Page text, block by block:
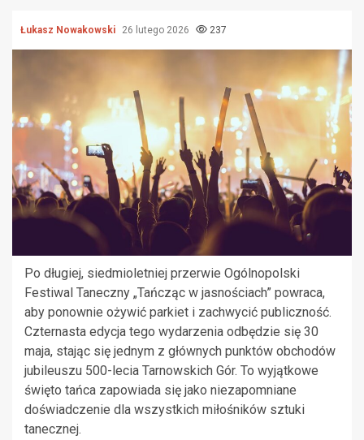
Łukasz Nowakowski 26 lutego 2026 237
Po długiej, siedmioletniej przerwie Ogólnopolski
Festiwal Taneczny „Tańcząc w jasnościach” powraca,
aby ponownie ożywić parkiet i zachwycić publiczność.
Czternasta edycja tego wydarzenia odbędzie się 30
maja, stając się jednym z głównych punktów obchodów
jubileuszu 500-lecia Tarnowskich Gór. To wyjątkowe
święto tańca zapowiada się jako niezapomniane
doświadczenie dla wszystkich miłośników sztuki
tanecznej.